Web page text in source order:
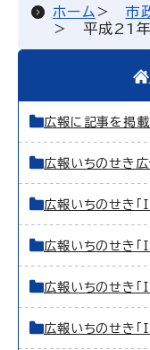
ホーム 市
平成21
広報に記事を掲
広報いちのせき
広報いちのせき
広報いちのせき
広報いちのせき
広報いちのせき